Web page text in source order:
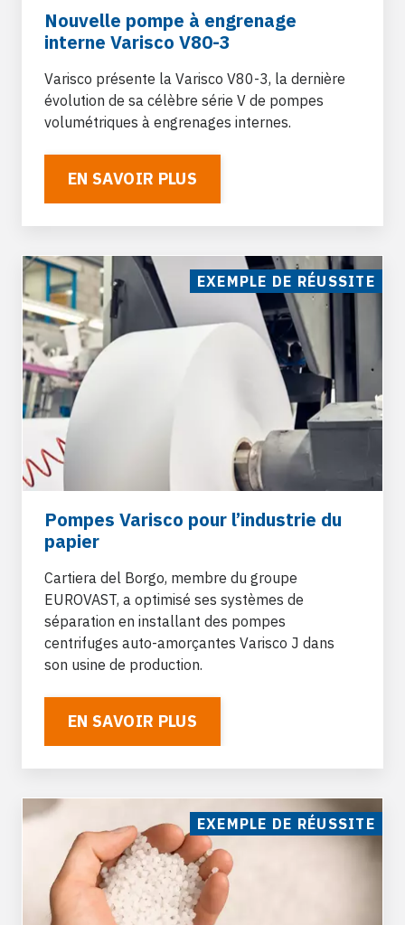
Nouvelle pompe à engrenage
interne Varisco V80-3
Varisco présente la Varisco V80-3, la dernière
évolution de sa célèbre série V de pompes
volumétriques à engrenages internes.
EN SAVOIR PLUS
EXEMPLE DE RÉUSSITE
Pompes Varisco pour l’industrie du
papier
Cartiera del Borgo, membre du groupe
EUROVAST, a optimisé ses systèmes de
séparation en installant des pompes
centrifuges auto-amorçantes Varisco J dans
son usine de production.
EN SAVOIR PLUS
EXEMPLE DE RÉUSSITE